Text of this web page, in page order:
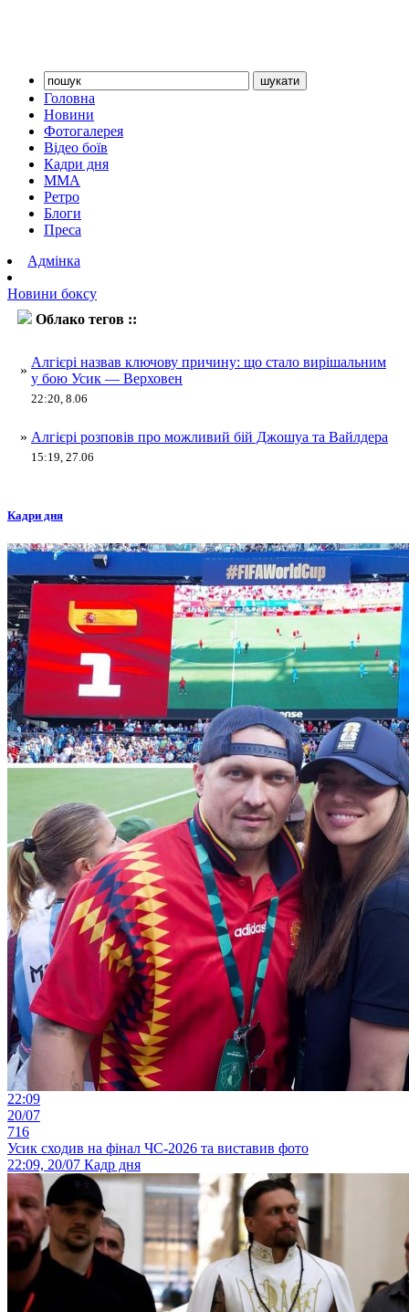
Головна
Новини
Фотогалерея
Відео боїв
Кадри дня
ММА
Ретро
Блоги
Преса
Адмінка
Новини боксу
Облако тегов ::
»
Алгієрі назвав ключову причину: що стало вирішальним
у бою Усик — Верховен
22:20, 8.06
» Алгієрі розповів про можливий бій Джошуа та Вайлдера
15:19, 27.06
Кадри дня
22:09
20/07
716
Усик сходив на фінал ЧС-2026 та виставив фото
22:09, 20/07 Кадр дня